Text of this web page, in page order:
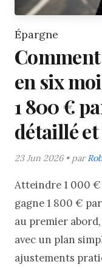
Épargne
en six
1 800 €
détaillé
23 Jun 2026 • par
Atteindre 1 000 €
gagne 1 800 €
au premier
avec un plan
ajustements